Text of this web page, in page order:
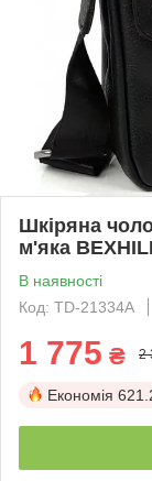
Шкіряна
м'яка
В наявності
Код: TD-21334A
1 775 ₴ 2
Економія